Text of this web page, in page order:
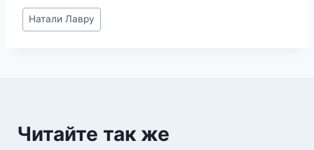
Метки
записи:
Натали Лавру
Читайте так же